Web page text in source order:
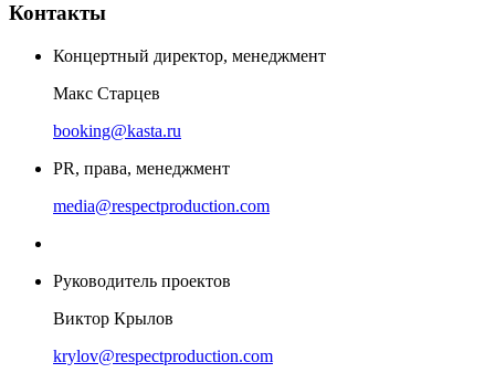
Контакты
Концертный директор, менеджмент
Макс Старцев
booking@kasta.ru
PR, права, менеджмент
media@respectproduction.com
Руководитель проектов
Виктор Крылов
krylov@respectproduction.com